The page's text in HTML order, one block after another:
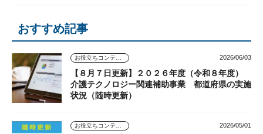
おすすめ記事
お役立ちコンテンツ 2026/06/03
【８月７日更新】２０２６年度（令和８年度）
介護テクノロジー関連補助事業 都道府県の実施
状況（随時更新）
お役立ちコンテンツ 2026/05/01